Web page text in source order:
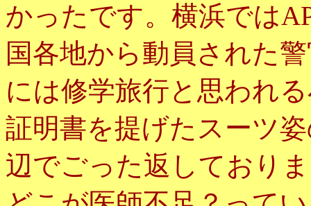
かったです。横浜では
国各地から動員された
には修学旅行と思われ
証明書を提げたスーツ
辺でごった返しており